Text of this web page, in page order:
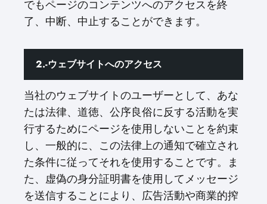
でもページのコンテンツへのアクセスを終
了、中断、中止することができます。
2.-ウェブサイトへのアクセス
当社のウェブサイトのユーザーとして、あな
たは法律、道徳、公序良俗に反する活動を実
行するためにページを使用しないことを約束
し、一般的に、この法律上の通知で確立され
た条件に従ってそれを使用することです。ま
た、虚偽の身分証明書を使用してメッセージ
を送信することにより、広告活動や商業的搾